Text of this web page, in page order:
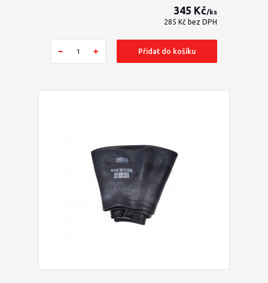
345 Kč/ks
285 Kč bez DPH
Přidat do košíku